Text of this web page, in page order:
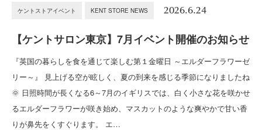
ケントストアイベント KENT STORE NEWS 2026.6.24
【ケントサロン東京】7月イベント開催のお知らせ
『英国の暮らしを食を通じて楽しむ第１金曜日 ～エルダーフラワーゼ
リー～』 見上げる空が眩しく、夏の到来を感じる季節になりましたね
🌞 日照時間が長くなる6～7月のイギリスでは、白く小さな花を咲かせ
るエルダーフラワーが咲き始め、マスカットのような爽やかで甘い香
りが鼻先をくすぐります。 エ…